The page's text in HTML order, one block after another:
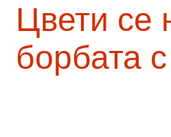
Цвети се
борбата